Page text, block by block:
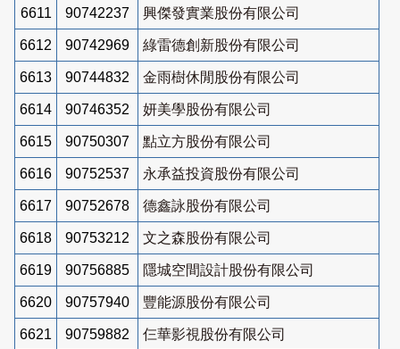
6611 90742237 興傑發實業股份有限公司
6612 90742969 綠雷德創新股份有限公司
6613 90744832 金雨樹休閒股份有限公司
6614 90746352 妍美學股份有限公司
6615 90750307 點立方股份有限公司
6616 90752537 永承益投資股份有限公司
6617 90752678 德鑫詠股份有限公司
6618 90753212 文之森股份有限公司
6619 90756885 隱城空間設計股份有限公司
6620 90757940 豐能源股份有限公司
6621 90759882 仨華影視股份有限公司